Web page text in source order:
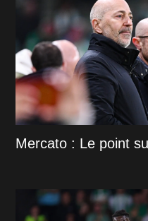
Mercato : Le point